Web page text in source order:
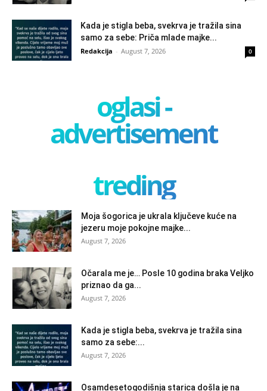
Kada je stigla beba, svekrva je tražila sina
samo za sebe: Priča mlade majke...
Redakcija - August 7, 2026 0
oglasi -
advertisement
treding
Moja šogorica je ukrala ključeve kuće na
jezeru moje pokojne majke...
August 7, 2026
Očarala me je… Posle 10 godina braka Veljko
priznao da ga...
August 7, 2026
Kada je stigla beba, svekrva je tražila sina
samo za sebe:...
August 7, 2026
Osamdesetogodišnja starica došla je na